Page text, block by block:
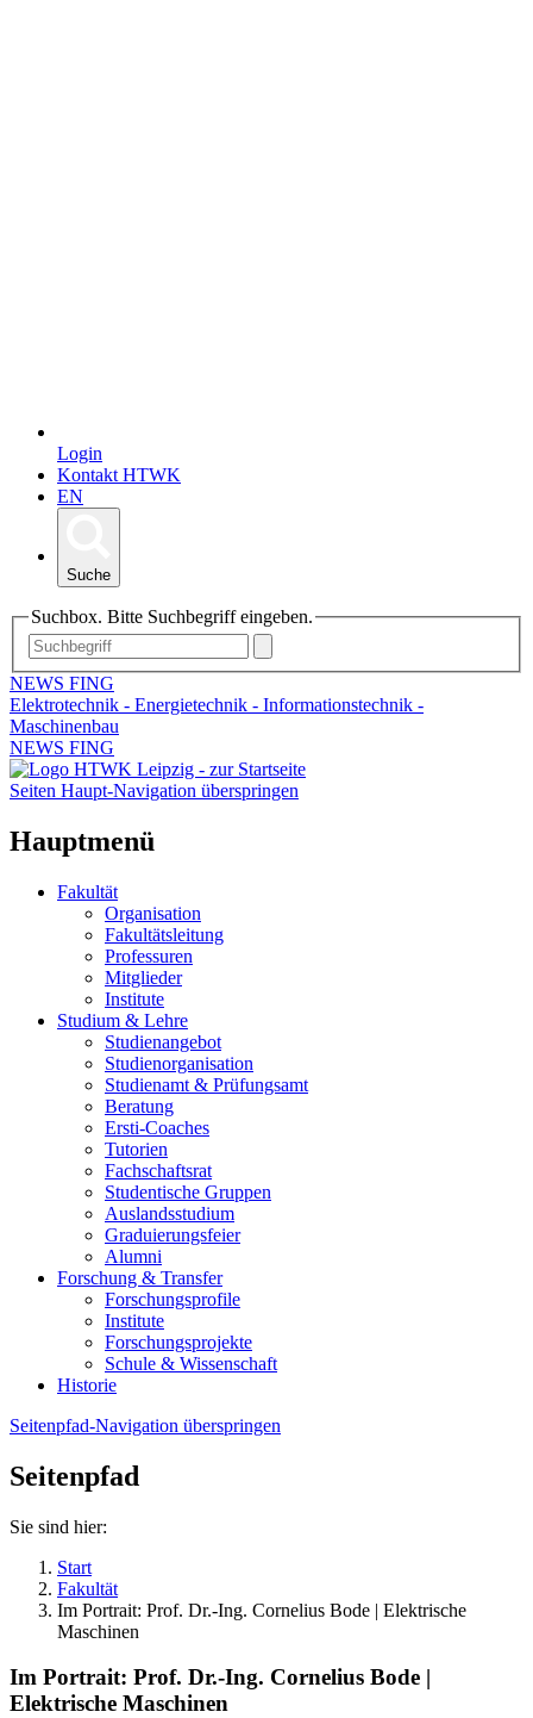
Login
Kontakt HTWK
EN
Suche
Suchbox. Bitte Suchbegriff eingeben.
NEWS FING
Elektrotechnik - Energietechnik - Informationstechnik -
Maschinenbau
NEWS FING
Seiten Haupt-Navigation überspringen
Hauptmenü
Fakultät
Organisation
Fakultätsleitung
Professuren
Mitglieder
Institute
Studium & Lehre
Studienangebot
Studienorganisation
Studienamt & Prüfungsamt
Beratung
Ersti-Coaches
Tutorien
Fachschaftsrat
Studentische Gruppen
Auslandsstudium
Graduierungsfeier
Alumni
Forschung & Transfer
Forschungsprofile
Institute
Forschungsprojekte
Schule & Wissenschaft
Historie
Seitenpfad-Navigation überspringen
Seitenpfad
Sie sind hier:
Start
Fakultät
Im Portrait: Prof. Dr.-Ing. Cornelius Bode | Elektrische
Maschinen
Im Portrait: Prof. Dr.-Ing. Cornelius Bode |
Elektrische Maschinen